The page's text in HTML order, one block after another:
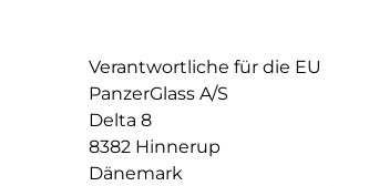
Verantwortliche für die EU
PanzerGlass A/S
Delta 8
8382 Hinnerup
Dänemark